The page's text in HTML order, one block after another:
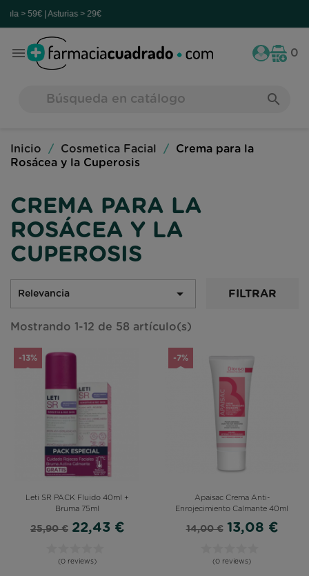
> 29€
 0
search
Inicio Cosmetica Facial
Crema para la
Rosácea y la Cuperosis
CREMA PARA LA
ROSÁCEA Y LA
CUPEROSIS
Relevancia  FILTRAR
Mostrando 1-12 de 58 artículo(s)
Leti SR PACK Fluido 40ml +
Bruma 75ml
25,90 € 22,43 €
(0 reviews)
-13%
Apaisac Crema Anti-
Enrojecimiento Calmante 40ml
14,00 € 13,08 €
(0 reviews)
-7%